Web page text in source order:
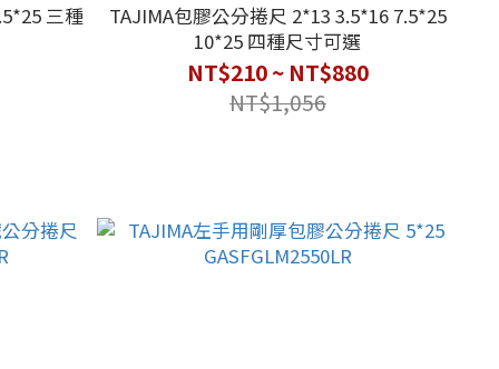
三種
TAJIMA包膠公分捲尺 2*13 3.5*16 7.5*25
10*25 四種尺寸可選
NT$210 ~ NT$880
NT$1,056